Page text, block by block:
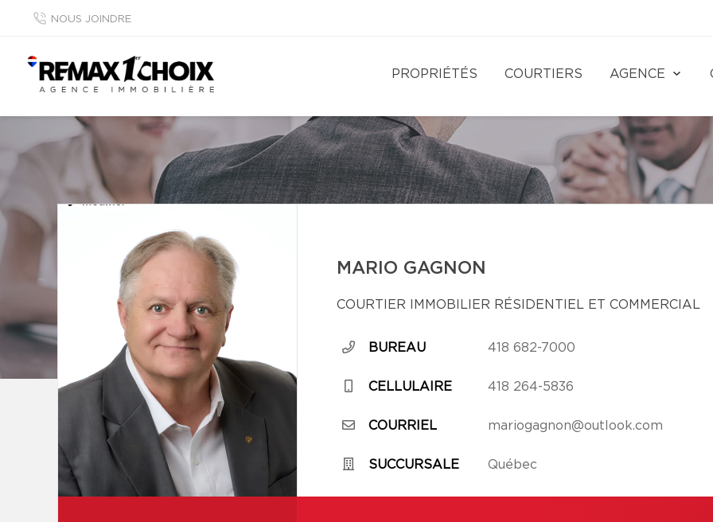
NOUS JOINDRE
PROPRIÉTÉS COURTIERS AGENCE
MARIO GAGNON
COURTIER IMMOBILIER RÉSIDENTIEL ET COMMERCIAL
BUREAU 418 682-7000
CELLULAIRE 418 264-5836
COURRIEL mariogagnon@outlook.com
SUCCURSALE Québec